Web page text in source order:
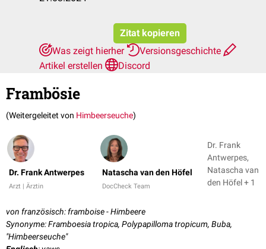
Zitat kopieren
Was zeigt hierher
Versionsgeschichte
Artikel erstellen
Discord
Frambösie
(Weitergeleitet von Himbeerseuche)
Dr. Frank Antwerpes
Arzt | Ärztin
Natascha van den Höfel
DocCheck Team
Dr. Frank
Antwerpes,
Natascha van
den Höfel + 1
von französisch: framboise - Himbeere
Synonyme: Framboesia tropica, Polypapilloma tropicum, Buba,
"Himbeerseuche"